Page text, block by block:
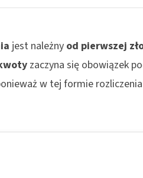
jest należny od pierwszej
zaczyna się obowiązek
w tej formie